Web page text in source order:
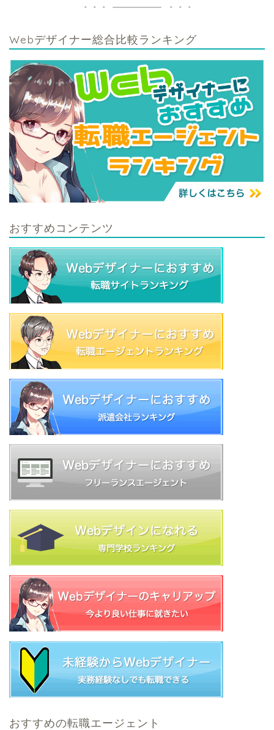
Webデザイナー総合比較ランキング
おすすめコンテンツ
おすすめの転職エージェント